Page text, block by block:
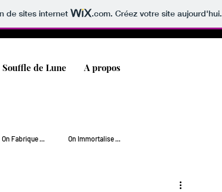
de sites internet .com. Créez votre site aujourd'hui.
Souffle de Lune A propos
On Fabrique ... On Immortalise ...